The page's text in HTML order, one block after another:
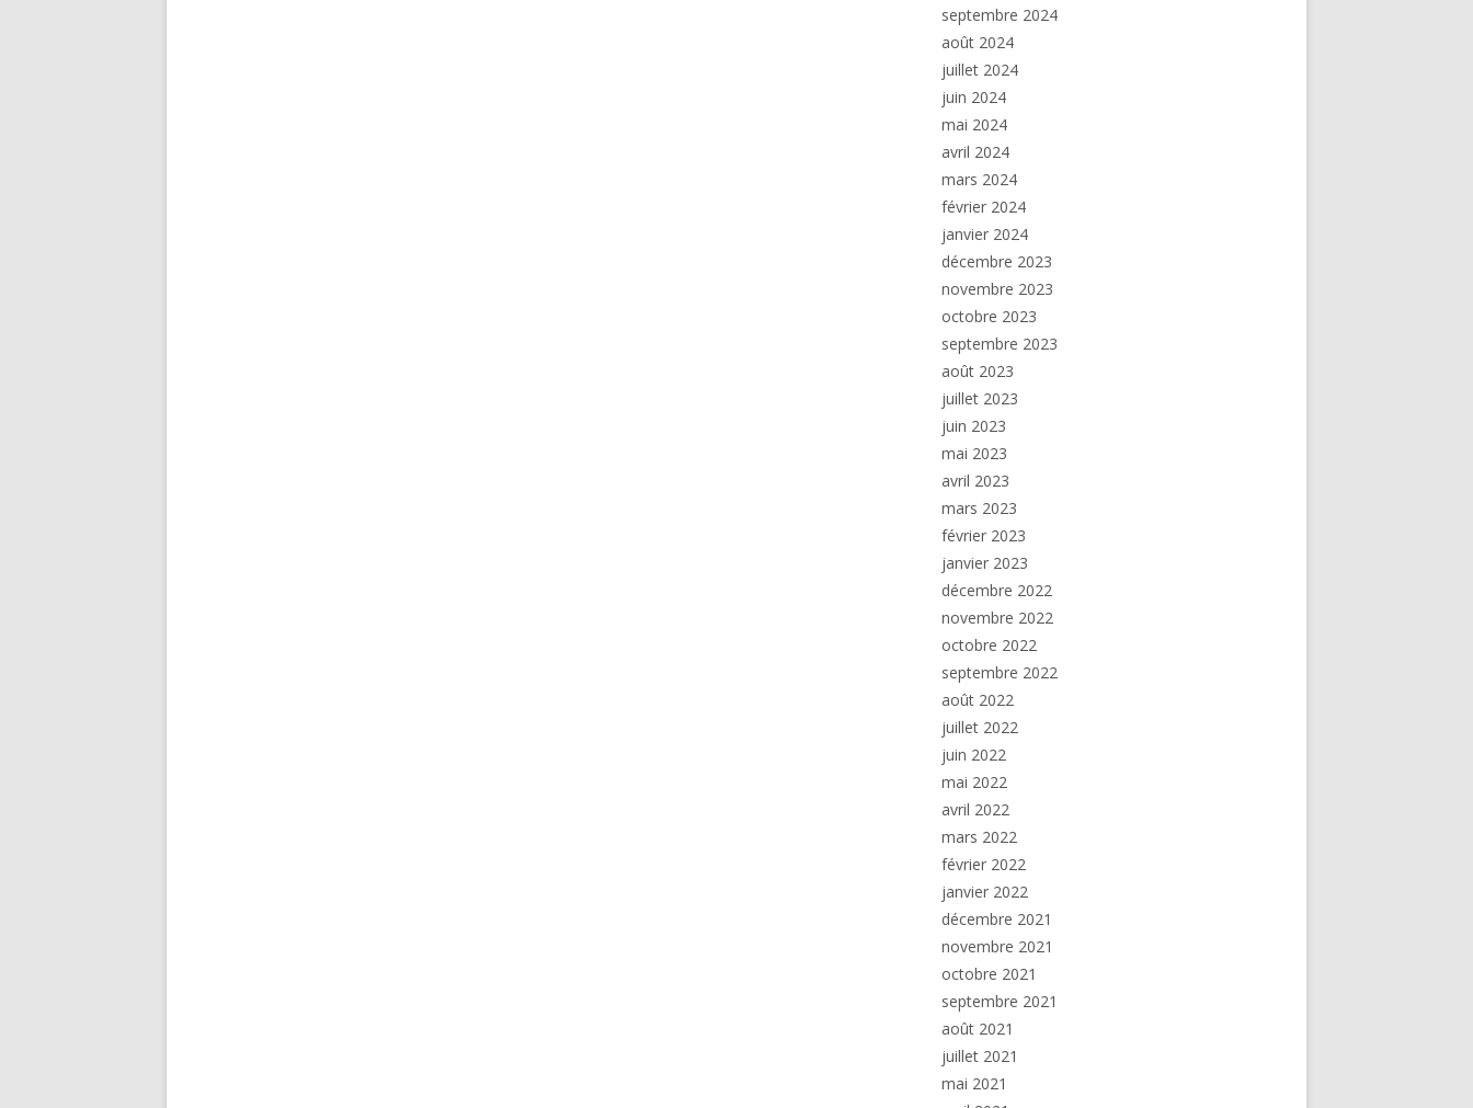
septembre 2024
août 2024
juillet 2024
juin 2024
mai 2024
avril 2024
mars 2024
février 2024
janvier 2024
décembre 2023
novembre 2023
octobre 2023
septembre 2023
août 2023
juillet 2023
juin 2023
mai 2023
avril 2023
mars 2023
février 2023
janvier 2023
décembre 2022
novembre 2022
octobre 2022
septembre 2022
août 2022
juillet 2022
juin 2022
mai 2022
avril 2022
mars 2022
février 2022
janvier 2022
décembre 2021
novembre 2021
octobre 2021
septembre 2021
août 2021
juillet 2021
mai 2021